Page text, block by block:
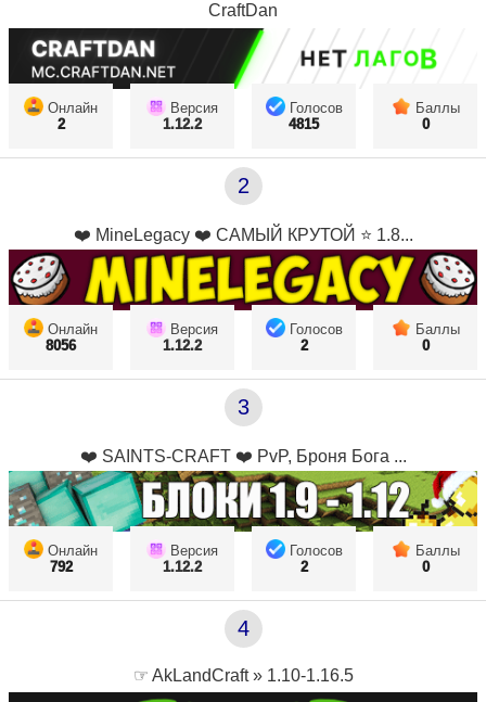
CraftDan
Онлайн
2
Версия
1.12.2
Голосов
4815
Баллы
0
2
❤️ MineLegacy ❤️ САМЫЙ КРУТОЙ ⭐ 1.8...
Онлайн
8056
Версия
1.12.2
Голосов
2
Баллы
0
3
❤️ SAINTS-CRAFT ❤️ PvP, Броня Бога ...
Онлайн
792
Версия
1.12.2
Голосов
2
Баллы
0
4
☞ AkLandCraft » 1.10-1.16.5